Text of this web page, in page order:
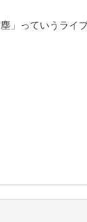
」っていうライ